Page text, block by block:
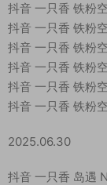
抖音 一只香 铁粉
抖音 一只香 铁粉
抖音 一只香 铁粉
抖音 一只香 铁粉
抖音 一只香 铁粉
抖音 一只香 铁粉
2025.06.30
抖音 一只香 岛遇